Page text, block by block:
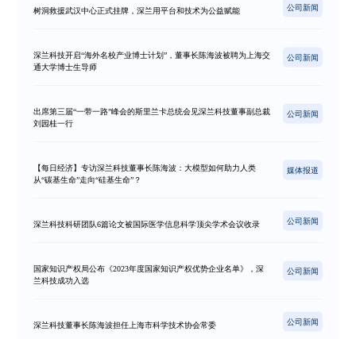
树洞救援武汉中心正式挂牌，深兰用平台和技术为公益赋能 公司新闻
深兰科技开启“海外名校产业博士计划”，董事长陈海波被聘为上海交
通大学博士生导师
公司新闻
出席第三届“一带一路”峰会的斯里兰卡总统会见深兰科技董事副总裁
刘园桂一行
公司新闻
【每日经济】专访深兰科技董事长陈海波：大模型如何助力人类
从“碳基生命”走向“硅基生命”？
媒体报道
深兰科技科研团队6篇论文被国际医学信息科学顶尖学术会议收录 公司新闻
国家知识产权局公布《2023年度国家知识产权优势企业名单》，深
兰科技成功入选
公司新闻
深兰科技董事长陈海波担任上海市科学技术协会常委 公司新闻